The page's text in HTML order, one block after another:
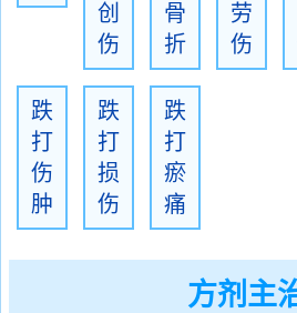
创
伤
骨
折
劳
伤
跌
打
伤
肿
跌
打
损
伤
跌
打
瘀
痛
方剂主